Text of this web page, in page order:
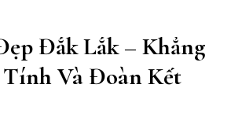
Đắk Lắk – Khẳng
Và Đoàn Kết